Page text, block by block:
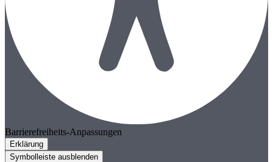
Barrierefreiheits-Anpassungen
Erklärung
Symbolleiste ausblenden